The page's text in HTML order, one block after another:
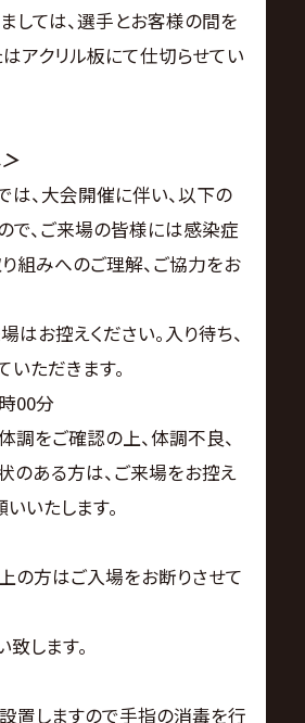
ては、選手とお客様の間を
はアクリル板にて仕切らせてい
は、大会開催に伴い、以下の
で、ご来場の皆様には感染症
組みへのご理解、ご協力をお
お控えください。入り待ち、
ただきます。
00分
調をご確認の上、体調不良、
のある方は、ご来場をお控え
いたします。
の方はご入場をお断りさせて
します。
置しますので手指の消毒を行